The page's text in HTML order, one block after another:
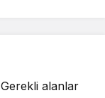
Gerekli alanlar